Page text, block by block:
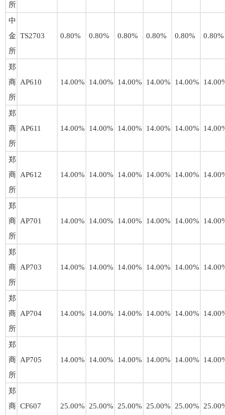
所
中
金
所
TS2703 0.80% 0.80% 0.80% 0.80% 0.80% 0.80%
郑
商
所
AP610 14.00% 14.00% 14.00% 14.00% 14.00%
郑
商
所
AP611 14.00% 14.00% 14.00% 14.00% 14.00%
郑
商
所
AP612 14.00% 14.00% 14.00% 14.00% 14.00%
郑
商
所
AP701 14.00% 14.00% 14.00% 14.00% 14.00%
郑
商
所
AP703 14.00% 14.00% 14.00% 14.00% 14.00%
郑
商
所
AP704 14.00% 14.00% 14.00% 14.00% 14.00%
郑
商
所
AP705 14.00% 14.00% 14.00% 14.00% 14.00%
郑
商 CF607 25.00% 25.00% 25.00% 25.00% 25.00%